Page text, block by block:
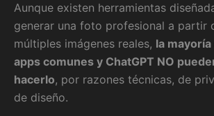
Aunque existen herramientas
generar una foto profesional a partir
múltiples imágenes reales, la mayoría
apps comunes y ChatGPT NO
hacerlo, por razones técnicas, de
de diseño.